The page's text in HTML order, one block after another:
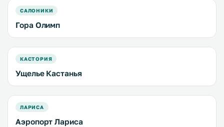
САЛОНИКИ
Гора Олимп
КАСТОРИЯ
Ущелье Кастанья
ЛАРИСА
Аэропорт Лариса